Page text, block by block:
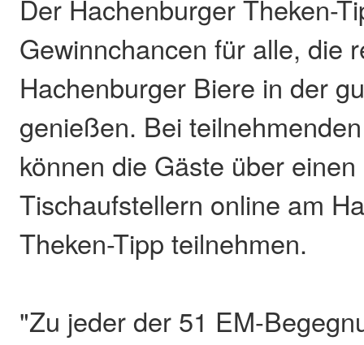
Der Hachenburger Theken-
Gewinnchancen für alle, die
Hachenburger Biere in der
genießen. Bei
können die Gäste über
Tischaufstellern online am
Theken-Tipp teilnehmen.
"Zu jeder der 51 EM-